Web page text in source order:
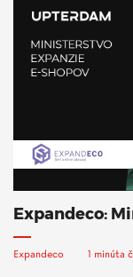
Expandeco:
Expandeco 1 minúta